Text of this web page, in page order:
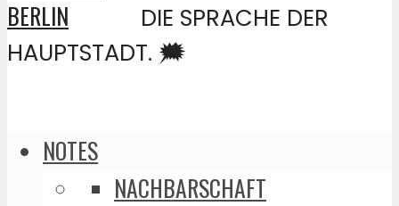
DIE SPRACHE DER
HAUPTSTADT. 🗯️
NOTES
NACHBARSCHAFT